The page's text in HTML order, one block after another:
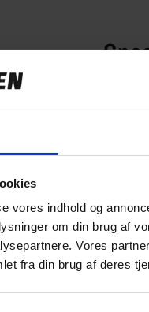
vores indhold og
om din brug af
Vores
fra din brug af deres